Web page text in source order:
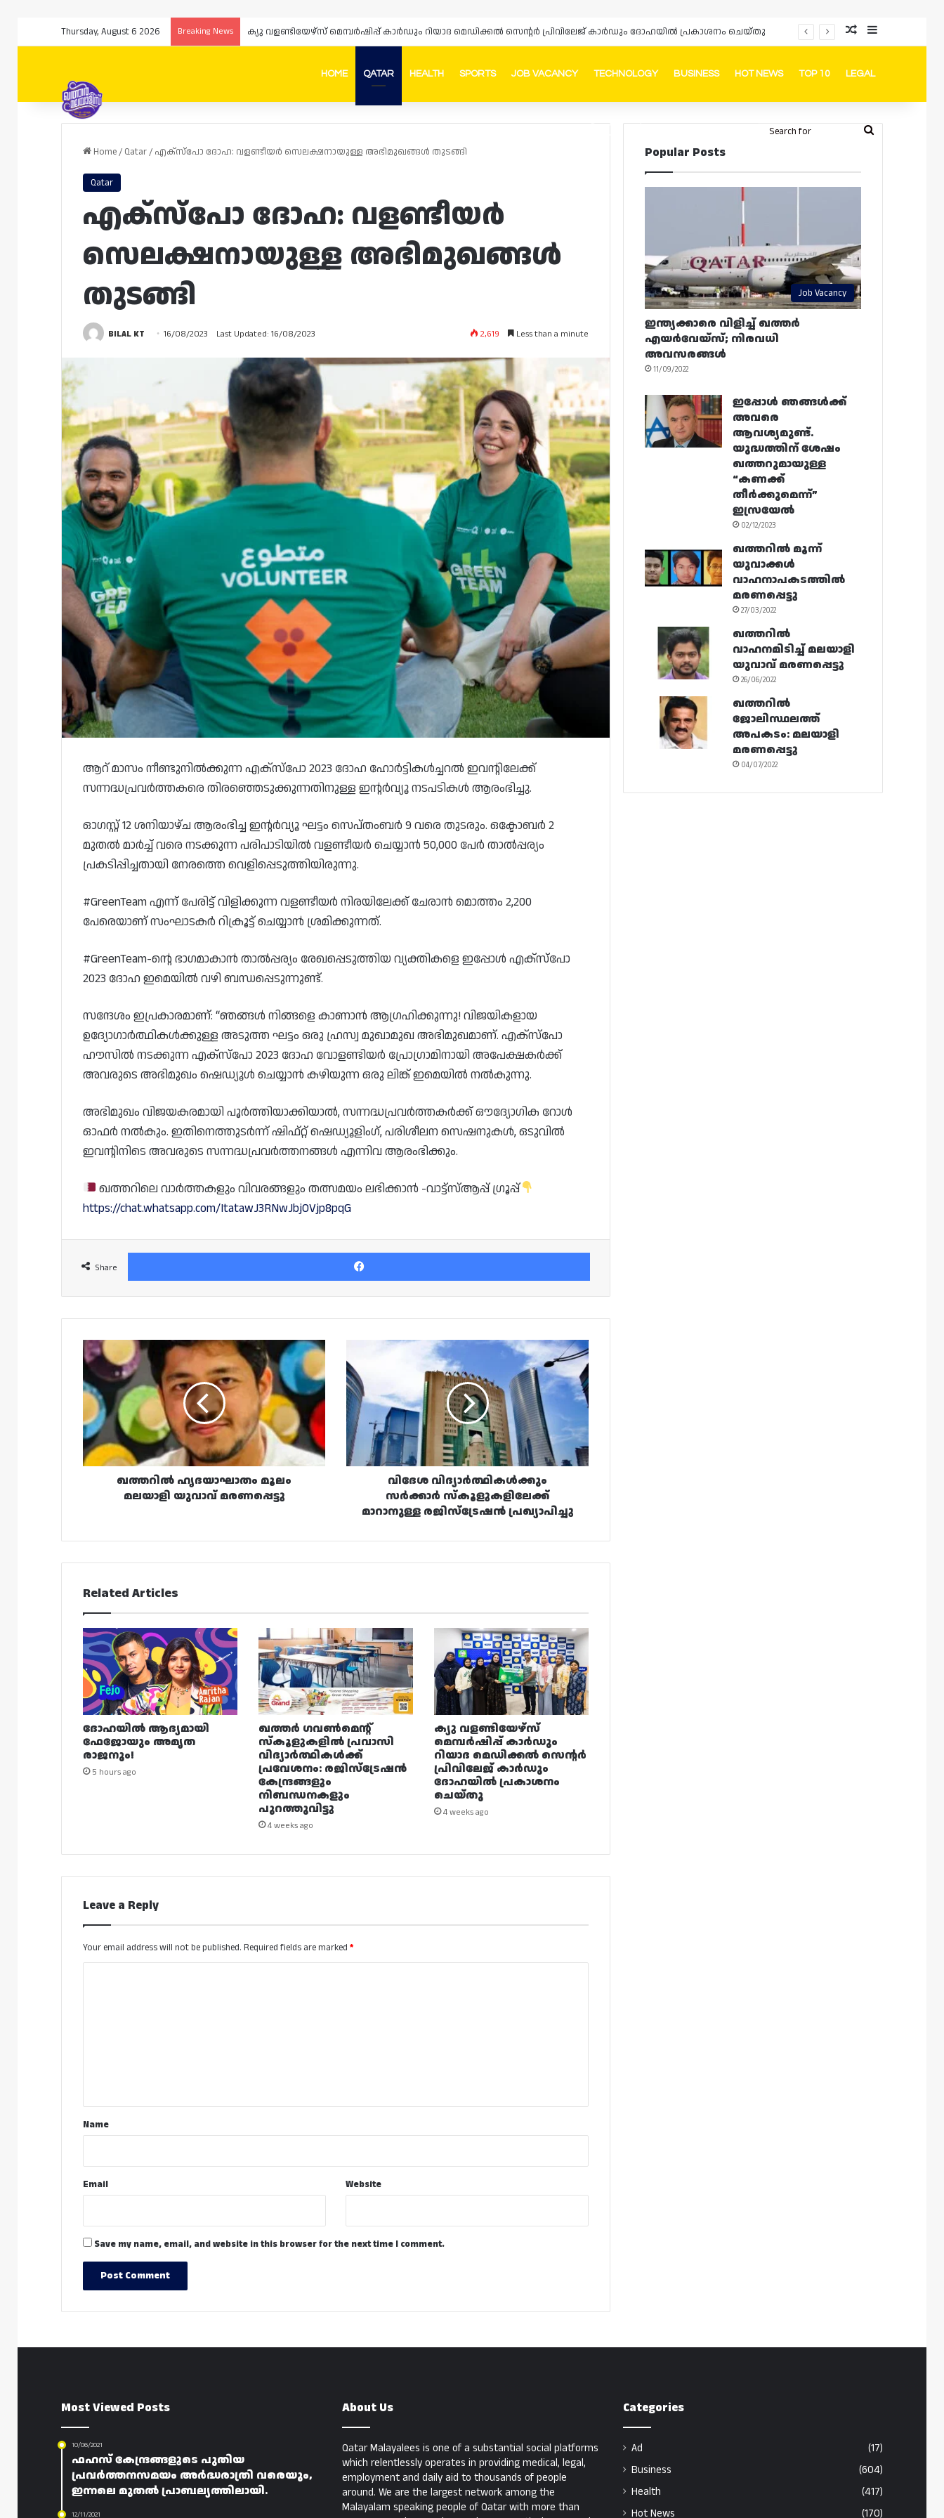
Thursday, August 6 2026 Breaking News Random Article
Sidebar
HOME QATAR HEALTH SPORTS JOB VACANCY TECHNOLOGY BUSINESS HOT NEWS TOP 10 LEGAL
FacebookInstagram
Telegram
Whatsapp Random Article
Switch skin
Search
Home/ Qatar/ എക്‌സ്‌പോ ദോഹ: വളണ്ടീയർ സെലക്ഷനായുള്ള അഭിമുഖങ്ങൾ തുടങ്ങി
Qatar
എക്‌സ്‌പോ ദോഹ: വളണ്ടീയർ
സെലക്ഷനായുള്ള അഭിമുഖങ്ങൾ
തുടങ്ങി
BILAL KT 16/08/2023 Last Updated: 16/08/2023 2,619 Less than a minute
ആറ് മാസം നീണ്ടുനിൽക്കുന്ന എക്‌സ്‌പോ 2023 ദോഹ ഹോർട്ടികൾച്ചറൽ ഇവന്റിലേക്ക്
സന്നദ്ധപ്രവർത്തകരെ തിരഞ്ഞെടുക്കുന്നതിനുള്ള ഇന്റർവ്യൂ നടപടികൾ ആരംഭിച്ചു.
ഓഗസ്റ്റ് 12 ശനിയാഴ്ച ആരംഭിച്ച ഇന്റർവ്യൂ ഘട്ടം സെപ്തംബർ 9 വരെ തുടരും. ഒക്ടോബർ 2
മുതൽ മാർച്ച് വരെ നടക്കുന്ന പരിപാടിയിൽ വളണ്ടീയർ ചെയ്യാൻ 50,000 പേർ താൽപ്പര്യം
പ്രകടിപ്പിച്ചതായി നേരത്തെ വെളിപ്പെടുത്തിയിരുന്നു.
#GreenTeam എന്ന് പേരിട്ട് വിളിക്കുന്ന വളണ്ടീയർ നിരയിലേക്ക് ചേരാൻ മൊത്തം 2,200
പേരെയാണ് സംഘാടകർ റിക്രൂട്ട് ചെയ്യാൻ ശ്രമിക്കുന്നത്.
#GreenTeam-ന്റെ ഭാഗമാകാൻ താൽപ്പര്യം രേഖപ്പെടുത്തിയ വ്യക്തികളെ ഇപ്പോൾ എക്‌സ്‌പോ
2023 ദോഹ ഇമെയിൽ വഴി ബന്ധപ്പെടുന്നുണ്ട്.
സന്ദേശം ഇപ്രകാരമാണ്: “ഞങ്ങൾ നിങ്ങളെ കാണാൻ ആഗ്രഹിക്കുന്നു! വിജയികളായ
ഉദ്യോഗാർത്ഥികൾക്കുള്ള അടുത്ത ഘട്ടം ഒരു ഹ്രസ്വ മുഖാമുഖ അഭിമുഖമാണ്. എക്‌സ്‌പോ
ഹൗസിൽ നടക്കുന്ന എക്‌സ്‌പോ 2023 ദോഹ വോളണ്ടിയർ പ്രോഗ്രാമിനായി അപേക്ഷകർക്ക്
അവരുടെ അഭിമുഖം ഷെഡ്യൂൾ ചെയ്യാൻ കഴിയുന്ന ഒരു ലിങ്ക് ഇമെയിൽ നൽകുന്നു.
അഭിമുഖം വിജയകരമായി പൂർത്തിയാക്കിയാൽ, സന്നദ്ധപ്രവർത്തകർക്ക് ഔദ്യോഗിക റോൾ
ഓഫർ നൽകും. ഇതിനെത്തുടർന്ന് ഷിഫ്റ്റ് ഷെഡ്യൂളിംഗ്, പരിശീലന സെഷനുകൾ, ഒടുവിൽ
ഇവന്റിനിടെ അവരുടെ സന്നദ്ധപ്രവർത്തനങ്ങൾ എന്നിവ ആരംഭിക്കും.
ഖത്തറിലെ വാർത്തകളും വിവരങ്ങളും തത്സമയം ലഭിക്കാൻ -വാട്ട്സ്ആപ്പ് ഗ്രൂപ്പ്
https://chat.whatsapp.com/ItatawJ3RNwJbjOVjp8pqG
Share
Facebook
ഖത്തറിൽ
ഹൃദയാഘാതം
മൂലം
മലയാളി
യുവാവ്
മരണപ്പെട്ടു
ഖത്തറിൽ ഹൃദയാഘാതം മൂലം
മലയാളി യുവാവ് മരണപ്പെട്ടു
വിദ്യാർത്ഥികൾക്കും
സർക്കാർ
സ്കൂളുകളിലേക്ക്
മാറാനുള്ള
രജിസ്‌ട്രേഷൻ
പ്രഖ്യാപിച്ചു
വിദേശ വിദ്യാർത്ഥികൾക്കും
സർക്കാർ സ്കൂളുകളിലേക്ക്
മാറാനുള്ള രജിസ്‌ട്രേഷൻ പ്രഖ്യാപിച്ചു
Related Articles
ദോഹയിൽ ആദ്യമായി
ഫേജോയും അമൃത
രാജനും!
5 hours ago
ഖത്തർ ഗവൺമെന്റ്
സ്കൂളുകളിൽ പ്രവാസി
വിദ്യാർത്ഥികൾക്ക്
പ്രവേശനം: രജിസ്ട്രേഷൻ
കേന്ദ്രങ്ങളും
നിബന്ധനകളും
പുറത്തുവിട്ടു
4 weeks ago
ക്യു വളണ്ടിയേഴ്‌സ്
മെമ്പർഷിപ്പ് കാർഡും
റിയാദ മെഡിക്കൽ സെന്റർ
പ്രിവിലേജ് കാർഡും
ദോഹയിൽ പ്രകാശനം
ചെയ്തു
4 weeks ago
Leave a Reply
Your email address will not be published. Required fields are marked *
*Name
Email Website
Save my name, email, and website in this browser for the next time I comment.
Popular Posts
Job Vacancy
ഇന്ത്യക്കാരെ വിളിച്ച് ഖത്തർ
എയർവേയ്‌സ്; നിരവധി
അവസരങ്ങൾ
11/09/2022
ഇപ്പോൾ ഞങ്ങൾക്ക്
അവരെ
ആവശ്യമുണ്ട്.
യുദ്ധത്തിന് ശേഷം
ഖത്തറുമായുള്ള
“കണക്ക്
തീർക്കുമെന്ന്”
ഇസ്രയേൽ
02/12/2023
ഖത്തറിൽ മൂന്ന്
യുവാക്കൾ
വാഹനാപകടത്തിൽ
മരണപ്പെട്ടു
27/03/2022
ഖത്തറിൽ
വാഹനമിടിച്ച് മലയാളി
യുവാവ് മരണപ്പെട്ടു
26/06/2022
ഖത്തറിൽ
ജോലിസ്ഥലത്ത്
അപകടം: മലയാളി
മരണപ്പെട്ടു
04/07/2022
Most Viewed Posts
10/06/2021
ഫഹസ് കേന്ദ്രങ്ങളുടെ പുതിയ
പ്രവർത്തനസമയം അർദ്ധരാത്രി വരെയും,
ഇന്നലെ മുതൽ പ്രാബല്യത്തിലായി.
12/11/2021
About Us
Qatar Malayalees is one of a substantial social platforms
which relentlessly operates in providing medical, legal,
employment and daily aid to thousands of people
around. We are the largest network among the
Malayalam speaking people of Qatar with more than
Categories
Ad
(17)
Business
(604)
Health
(417)
Hot News
(170)